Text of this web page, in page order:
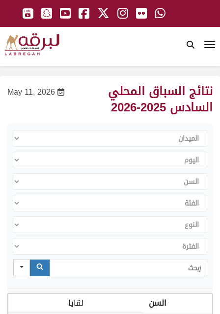
May 11, 2026 نتائج السباق المحلي
السادس 2025-2026
الميدان
اليوم
السن
الفئة
النوع
الفترة
Search
السن
لقايا